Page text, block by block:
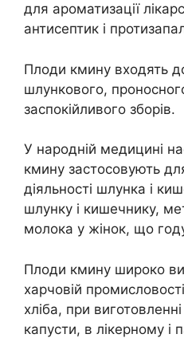
для ароматизації
антисептик і
Плоди кмину входять
шлункового,
заспокійливого зборів.
У народній медицині
кмину застосовують
діяльності шлунка і
шлунку і кишечнику,
молока у жінок, що
Плоди кмину широко
харчовій
хліба, при
капусти, в лікерному і